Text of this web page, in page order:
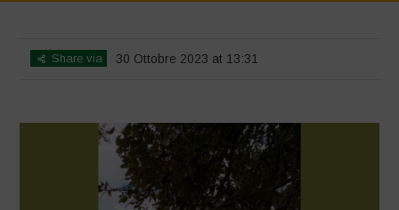
Share via 30 Ottobre 2023 at 13:31